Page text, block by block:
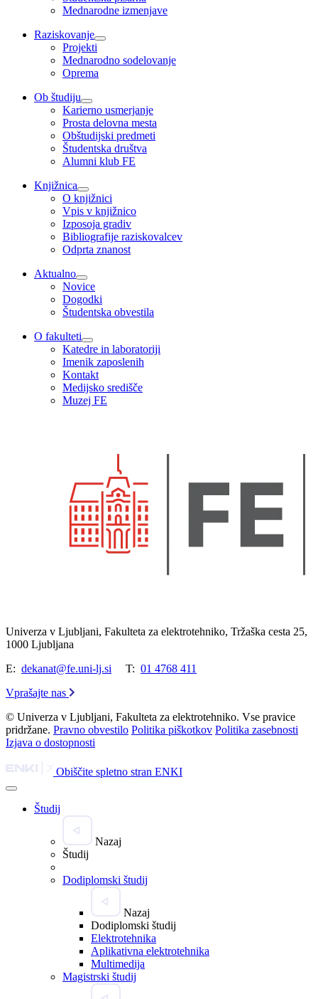
Mednarodne izmenjave
Raziskovanje
Projekti
Mednarodno sodelovanje
Oprema
Ob študiju
Karierno usmerjanje
Prosta delovna mesta
Obštudijski predmeti
Študentska društva
Alumni klub FE
Knjižnica
O knjižnici
Vpis v knjižnico
Izposoja gradiv
Bibliografije raziskovalcev
Odprta znanost
Aktualno
Novice
Dogodki
Študentska obvestila
O fakulteti
Katedre in laboratoriji
Imenik zaposlenih
Kontakt
Medijsko središče
Muzej FE
Univerza v Ljubljani, Fakulteta za elektrotehniko, Tržaška cesta 25,
1000 Ljubljana
E: dekanat@fe.uni-lj.si T: 01 4768 411
Vprašajte nas
© Univerza v Ljubljani, Fakulteta za elektrotehniko. Vse pravice
pridržane. Pravno obvestilo Politika piškotkov Politika zasebnosti
Izjava o dostopnosti
Obiščite spletno stran ENKI
Študij
Nazaj
Študij
Dodiplomski študij
Nazaj
Dodiplomski študij
Elektrotehnika
Aplikativna elektrotehnika
Multimedija
Magistrski študij